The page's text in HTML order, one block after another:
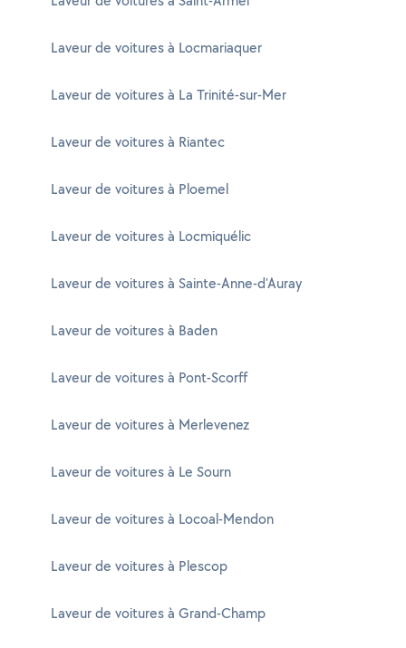
Laveur de voitures à Locmariaquer
Laveur de voitures à La Trinité-sur-Mer
Laveur de voitures à Riantec
Laveur de voitures à Ploemel
Laveur de voitures à Locmiquélic
Laveur de voitures à Sainte-Anne-d'Auray
Laveur de voitures à Baden
Laveur de voitures à Pont-Scorff
Laveur de voitures à Merlevenez
Laveur de voitures à Le Sourn
Laveur de voitures à Locoal-Mendon
Laveur de voitures à Plescop
Laveur de voitures à Grand-Champ